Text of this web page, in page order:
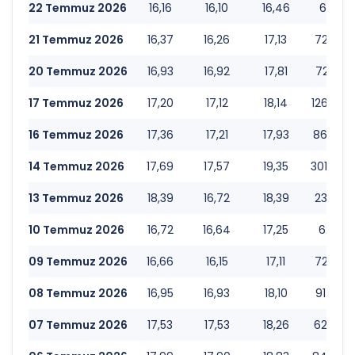
22 Temmuz 2026
16,16 16,10 16,46
21 Temmuz 2026
16,37 16,26 17,13
20 Temmuz 2026
16,93 16,92 17,81
17 Temmuz 2026
17,20 17,12 18,14
16 Temmuz 2026
17,36 17,21 17,93
14 Temmuz 2026
17,69 17,57 19,35
13 Temmuz 2026
18,39 16,72 18,39
10 Temmuz 2026
16,72 16,64 17,25
09 Temmuz 2026
16,66 16,15 17,11
08 Temmuz 2026
16,95 16,93 18,10
07 Temmuz 2026
17,53 17,53 18,26